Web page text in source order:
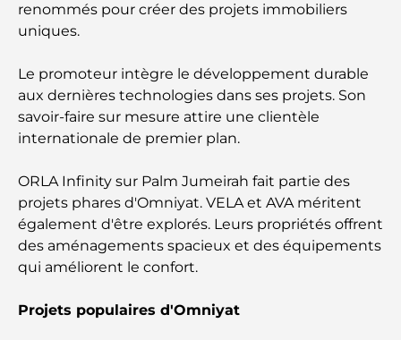
Immobilier à Dubaï et à Abou Dhabi :
À la découverte des marques de montres les plus
chères au monde
dans le luxe
Les célébrités internationales les plus en vue qui
vivent à Dubaï
Khalifa pour une expérience culinaire mémorable
renommés pour créer des projets immobiliers
uniques.
Le promoteur intègre le développement durable
aux dernières technologies dans ses projets. Son
savoir-faire sur mesure attire une clientèle
internationale de premier plan.
ORLA Infinity sur Palm Jumeirah fait partie des
projets phares d'Omniyat. VELA et AVA méritent
également d'être explorés. Leurs propriétés offrent
des aménagements spacieux et des équipements
qui améliorent le confort.
Projets populaires d'Omniyat